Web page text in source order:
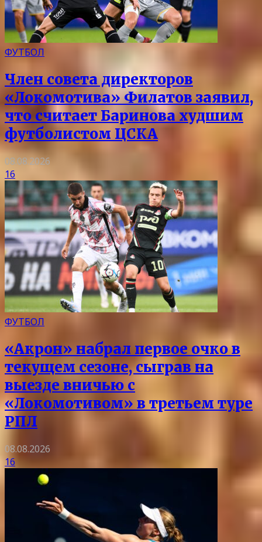
ФУТБОЛ
Член совета директоров
«Локомотива» Филатов заявил,
что считает Баринова худшим
футболистом ЦСКА
08.08.2026
16
ФУТБОЛ
«Акрон» набрал первое очко в
текущем сезоне, сыграв на
выезде вничью с
«Локомотивом» в третьем туре
РПЛ
08.08.2026
16